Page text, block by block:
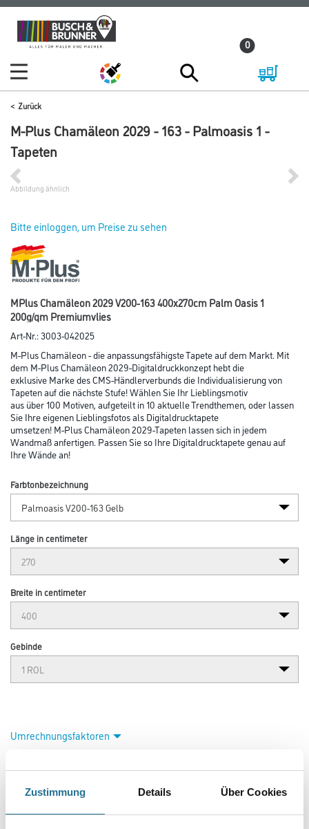
Zustimmung Details Über Cookies
Zum
Inhalt
Zum
Navigationsmenü
0
Zurück
M-Plus Chamäleon 2029 - 163 - Palmoasis 1 -
Tapeten
Abbildung ähnlich
Bitte einloggen, um Preise zu sehen
MPlus Chamäleon 2029 V200-163 400x270cm Palm Oasis 1
200g/qm Premiumvlies
Art-Nr.:3003-042025
M-Plus Chamäleon - die anpassungsfähigste Tapete auf dem Markt. Mit
dem M-Plus Chamäleon 2029-Digitaldruckkonzept hebt die
exklusive Marke des CMS-Händlerverbunds die Individualisierung von
Tapeten auf die nächste Stufe! Wählen Sie Ihr Lieblingsmotiv
aus über 100 Motiven, aufgeteilt in 10 aktuelle Trendthemen, oder lassen
Sie Ihre eigenen Lieblingsfotos als Digitaldrucktapete
umsetzen! M-Plus Chamäleon 2029-Tapeten lassen sich in jedem
Wandmaß anfertigen. Passen Sie so Ihre Digitaldrucktapete genau auf
Ihre Wände an!
Farbtonbezeichnung
Länge in centimeter
Breite in centimeter
Gebinde
Umrechnungsfaktoren